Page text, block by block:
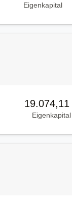
Eigenkapital
19.074,11
Eigenkapital